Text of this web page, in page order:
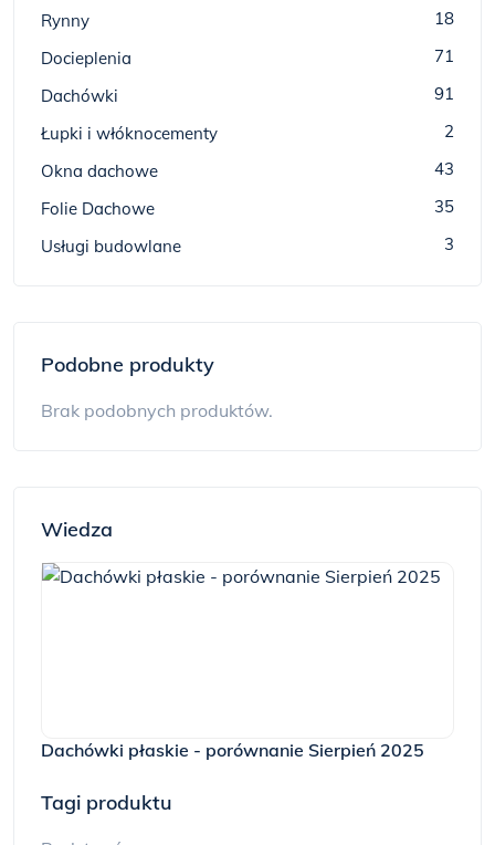
Rynny
18
Docieplenia
71
Dachówki
91
Łupki i włóknocementy
2
Okna dachowe
43
Folie Dachowe
35
Usługi budowlane
3
Podobne produkty
Brak podobnych produktów.
Wiedza
Dachówki płaskie - porównanie Sierpień 2025
Tagi produktu